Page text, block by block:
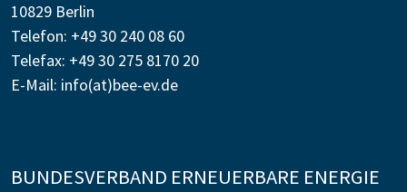
10829 Berlin
Telefon: +49 30 240 08 60
Telefax: +49 30 275 8170 20
E-Mail: info(at)bee-ev.de
BUNDESVERBAND ERNEUERBARE ENERGIE